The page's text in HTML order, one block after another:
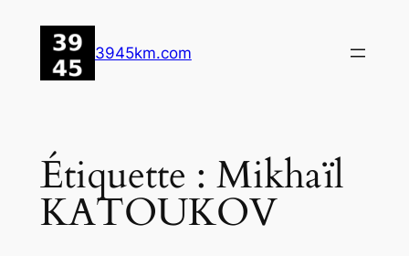
contenu
3945km.com
Étiquette : Mikhaïl
KATOUKOV